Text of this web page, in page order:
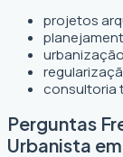
projetos
consultoria
Perguntas
Urbanista